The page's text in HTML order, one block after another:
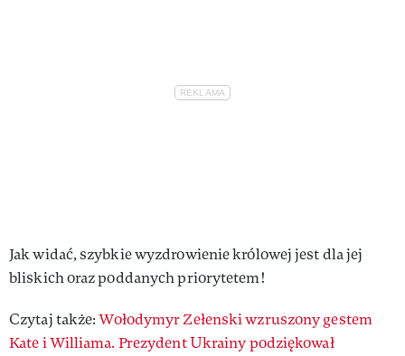
Jak widać, szybkie wyzdrowienie królowej jest dla jej
bliskich oraz poddanych priorytetem!
Czytaj także:Wołodymyr Zełenski wzruszony gestem
Kate i Williama. Prezydent Ukrainy podziękował